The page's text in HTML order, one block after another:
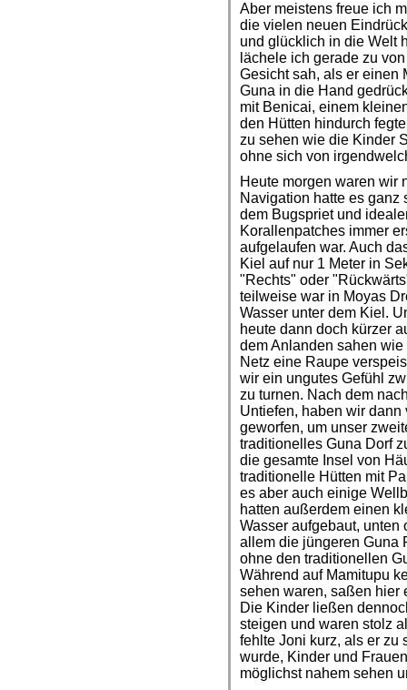
Aber meistens freue ich
die vielen neuen
und glücklich in die Welt
lächele ich gerade zu
Gesicht sah, als er einen
Guna in die Hand
mit Benicai, einem
den Hütten hindurch
zu sehen wie die Kinder
ohne sich von
Heute morgen waren wir
Navigation hatte es ganz
dem Bugspriet und
Korallenpatches immer
aufgelaufen war. Auch
Kiel auf nur 1 Meter in
"Rechts" oder
teilweise war in Moyas
Wasser unter dem Kiel.
heute dann doch kürzer
dem Anlanden sahen
Netz eine Raupe
wir ein ungutes Gefühl
zu turnen. Nach dem
Untiefen, haben wir
geworfen, um unser
traditionelles Guna Dorf
die gesamte Insel von
traditionelle Hütten mit
es aber auch einige
hatten außerdem einen
Wasser aufgebaut, unten
allem die jüngeren Guna
ohne den traditionellen
Während auf Mamitupu
sehen waren, saßen hier
Die Kinder ließen
steigen und waren stolz
fehlte Joni kurz, als er zu
wurde, Kinder und
möglichst nahem sehen